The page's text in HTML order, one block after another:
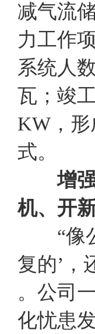
减气流
力工作
系统人
瓦；竣
KW，
式。
增
机、开
“像公
复的’，
。公司
化忧患